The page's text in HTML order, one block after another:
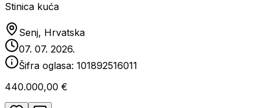
Stinica kuća
Senj, Hrvatska
07. 07. 2026.
Šifra oglasa: 101892516011
440.000,00 €